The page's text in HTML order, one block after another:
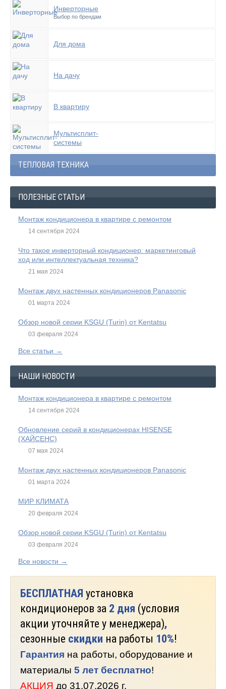
Инверторные
Выбор по брендам
Для дома
На дачу
В квартиру
Мультисплит-
системы
ТЕПЛОВАЯ ТЕХНИКА
ПОЛЕЗНЫЕ СТАТЬИ
Монтаж кондиционера в квартире с ремонтом
14 сентября 2024
Что такое инверторный кондиционер: маркетинговый
ход или интеллектуальная техника?
21 мая 2024
Монтаж двух настенных кондиционеров Panasonic
01 марта 2024
Обзор новой серии KSGU (Turin) от Kentatsu
03 февраля 2024
Все статьи →
НАШИ НОВОСТИ
Монтаж кондиционера в квартире с ремонтом
14 сентября 2024
Обновление серий в кондиционерах HISENSE
(ХАЙСЕНС)
07 мая 2024
Монтаж двух настенных кондиционеров Panasonic
01 марта 2024
МИР КЛИМАТА
20 февраля 2024
Обзор новой серии KSGU (Turin) от Kentatsu
03 февраля 2024
Все новости →
БЕСПЛАТНАЯ установка
кондиционеров за 2 дня (условия
акции уточняйте у менеджера),
сезонные скидки на работы 10%!
Гарантия на работы, оборудование и
материалы 5 лет бесплатно!
АКЦИЯ до 31.07.2026 г.